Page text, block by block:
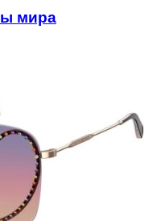
мира